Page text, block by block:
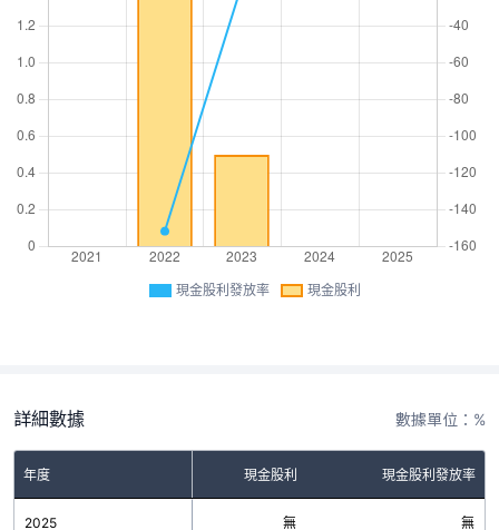
現金股利發放率 現金股利
詳細數據 數據單位：%
年度 現金股利 現金股利發放率
2025 無 無